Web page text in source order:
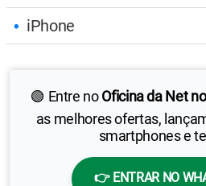
iPhone
🟢 Entre noOficina da Net
as melhores ofertas,
smartphones e
👉 ENTRAR NO